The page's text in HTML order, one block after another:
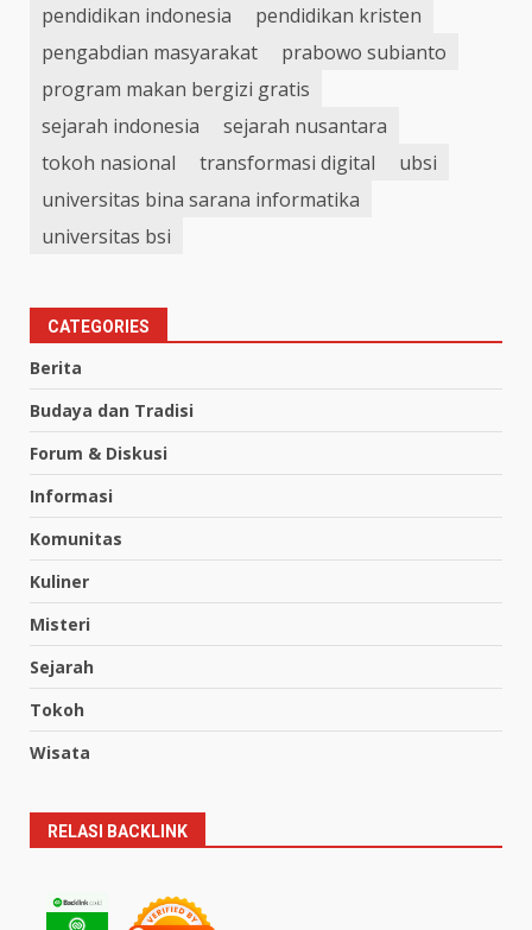
pendidikan indonesia
pendidikan kristen
pengabdian masyarakat
prabowo subianto
program makan bergizi gratis
sejarah indonesia
sejarah nusantara
tokoh nasional
transformasi digital
ubsi
universitas bina sarana informatika
universitas bsi
CATEGORIES
Berita
Budaya dan Tradisi
Forum & Diskusi
Informasi
Komunitas
Kuliner
Misteri
Sejarah
Tokoh
Wisata
RELASI BACKLINK